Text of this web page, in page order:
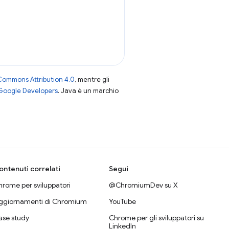
Attribution 4.0, mentre gli
Developers. Java è un marchio
correlati
per sviluppatori
di Chromium
study
Segui
@ChromiumDev su X
YouTube
Chrome per gli sviluppatori su
LinkedIn